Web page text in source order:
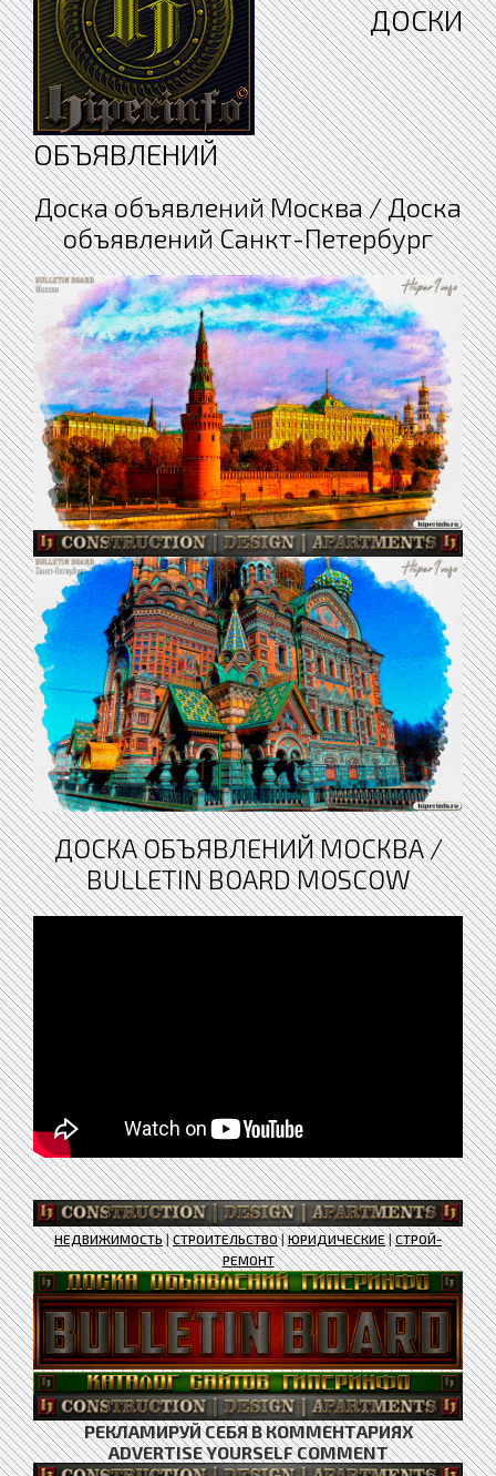
ДОСКИ
ОБЪЯВЛЕНИЙ
Доска объявлений Москва / Доска
объявлений Санкт-Петербург
ДОСКА ОБЪЯВЛЕНИЙ МОСКВА /
BULLETIN BOARD MOSCOW
НЕДВИЖИМОСТЬ|СТРОИТЕЛЬСТВО|ЮРИДИЧЕСКИЕ|СТРОЙ-
РЕМОНТ
РЕКЛАМИРУЙ СЕБЯ В КОММЕНТАРИЯХ
ADVERTISE YOURSELF COMMENT